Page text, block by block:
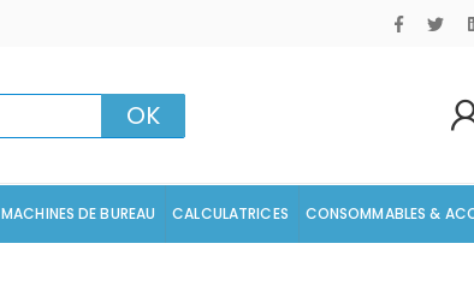
OK
MACHINES DE BUREAU CALCULATRICES CONSOMMABLES &